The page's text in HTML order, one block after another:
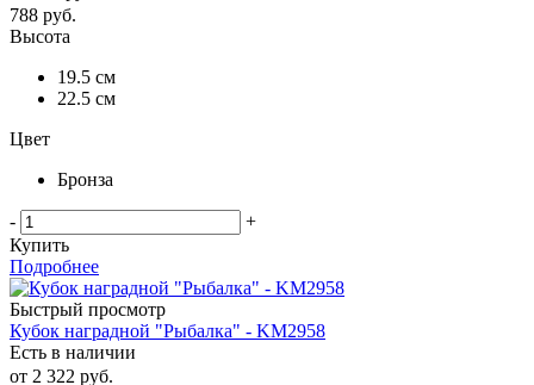
788 руб.
Высота
19.5 см
22.5 см
Цвет
Бронза
-
+
Купить
Подробнее
Быстрый просмотр
Кубок наградной "Рыбалка" - KM2958
Есть в наличии
от 2 322 руб.